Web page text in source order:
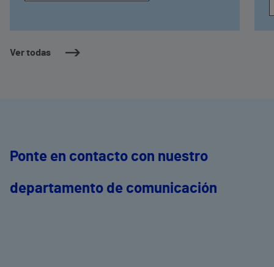
Ver todas
Ponte en contacto con nuestro
departamento de comunicación